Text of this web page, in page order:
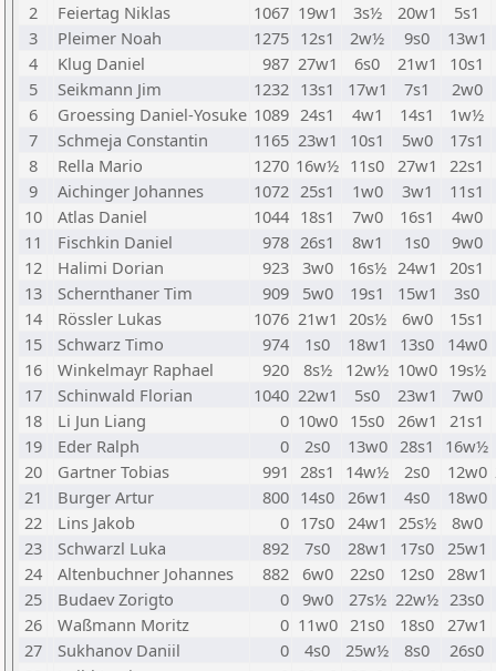
2
Feiertag Niklas 1067 19w1 3s½ 20w1
5s1
3
Pleimer Noah 1275 12s1 2w½ 9s0
13w1
4
Klug Daniel 987 27w1 6s0 21w1
10s1
5
Seikmann Jim 1232 13s1 17w1 7s1
2w0
6
Groessing Daniel-Yosuke 1089 24s1 4w1 14s1
1w½
7
Schmeja Constantin 1165 23w1 10s1 5w0
17s1
8
Rella Mario 1270 16w½ 11s0 27w1
22s1
9
Aichinger Johannes 1072 25s1 1w0 3w1
11s1
10
Atlas Daniel 1044 18s1 7w0 16s1
4w0
11
Fischkin Daniel 978 26s1 8w1 1s0
9w0
12
Halimi Dorian 923 3w0 16s½ 24w1
20s1
13
Schernthaner Tim 909 5w0 19s1 15w1 3s0
14
Rössler Lukas 1076 21w1 20s½ 6w0
15s1
15
Schwarz Timo 974 1s0 18w1 13s0
14w0
16
Winkelmayr Raphael 920 8s½ 12w½ 10w0 19s½
17
Schinwald Florian 1040 22w1 5s0 23w1
7w0
18
Li Jun Liang 0 10w0 15s0 26w1
21s1
19
Eder Ralph 0 2s0 13w0 28s1
16w½
20
Gartner Tobias 991 28s1 14w½ 2s0 12w0
21
Burger Artur 800 14s0 26w1 4s0 18w0
22
Lins Jakob 0 17s0 24w1 25s½
8w0
23
Schwarzl Luka 892 7s0 28w1 17s0 25w1
24
Altenbuchner Johannes 882 6w0 22s0 12s0 28w1
25
Budaev Zorigto 0 9w0 27s½ 22w½ 23s0
26
Waßmann Moritz 0 11w0 21s0 18s0 27w1
27
Sukhanov Daniil 0 4s0 25w½ 8s0
26s0